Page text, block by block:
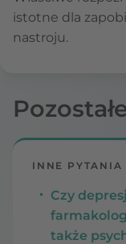
istotne dla
nastroju.
INNE PYTANIA
Czy
także